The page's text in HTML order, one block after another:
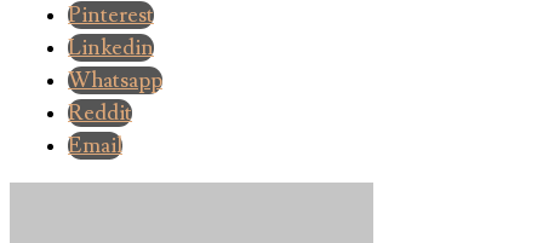
Pinterest
Linkedin
Whatsapp
Reddit
Email